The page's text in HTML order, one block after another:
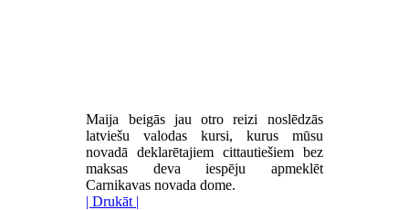
Maija beigās jau otro reizi noslēdzās
latviešu valodas kursi, kurus mūsu
novadā deklarētajiem cittautiešiem bez
maksas deva iespēju apmeklēt
Carnikavas novada dome.
| Drukāt |